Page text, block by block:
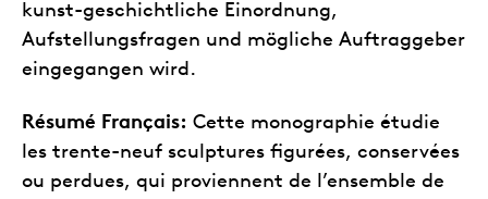
kunst-geschichtliche Einordnung,
Aufstellungsfragen und mögliche Auftraggeber
eingegangen wird.
Résumé Français: Cette monographie étudie
les trente-neuf sculptures figurées, conservées
ou perdues, qui proviennent de l’ensemble de